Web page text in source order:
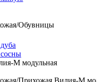
Обувницы
М модульная
Прихожая Вилия-М